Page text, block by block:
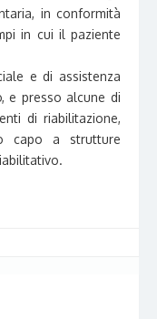
in conformità
in cui il paziente
e di assistenza
e presso alcune di
di riabilitazione,
capo a strutture